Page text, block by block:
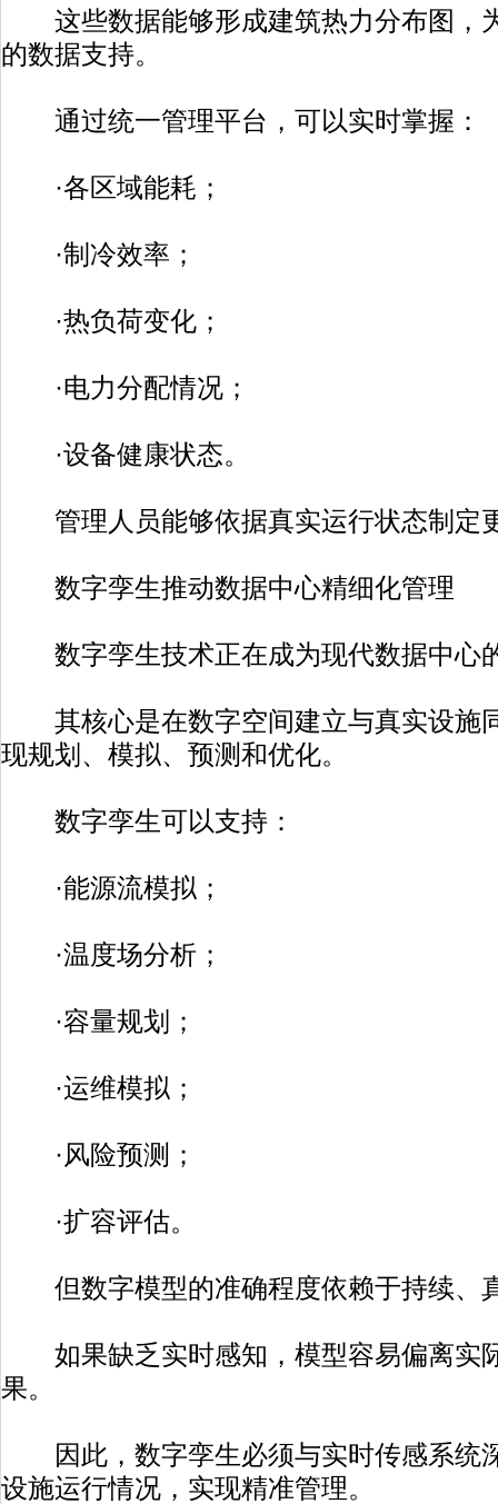
这些数据能够形成建筑热力分布图，
的数据支持。
通过统一管理平台，可以实时掌握：
·各区域能耗；
·制冷效率；
·热负荷变化；
·电力分配情况；
·设备健康状态。
管理人员能够依据真实运行状态制定
数字孪生推动数据中心精细化管理
数字孪生技术正在成为现代数据中心
其核心是在数字空间建立与真实设施
现规划、模拟、预测和优化。
数字孪生可以支持：
·能源流模拟；
·温度场分析；
·容量规划；
·运维模拟；
·风险预测；
·扩容评估。
但数字模型的准确程度依赖于持续、
如果缺乏实时感知，模型容易偏离实
果。
因此，数字孪生必须与实时传感系统
设施运行情况，实现精准管理。